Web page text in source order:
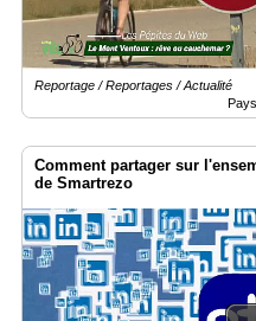
Reportage / Reportages / Actualité
Comment partager sur
de Smartrezo